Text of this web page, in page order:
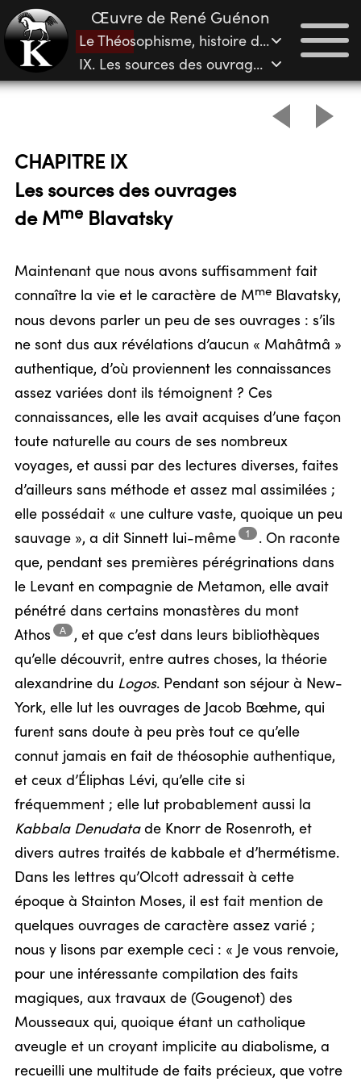
Œuvre de René Guénon
Le Théosophisme, histoire d’une pseudo-religion
IX. Les sources des ouvrages de M
me
CHAPITRE IX
Les sources des ouvrages
de Mme Blavatsky
Maintenant que nous avons suffisamment fait
connaître la vie et le caractère de Mme Blavatsky,
nous devons parler un peu de ses ouvrages : s’ils
ne sont dus aux révélations d’aucun « Mahâtmâ »
authentique, d’où proviennent les connaissances
assez variées dont ils témoignent ? Ces
connaissances, elle les avait acquises d’une façon
toute naturelle au cours de ses nombreux
voyages, et aussi par des lectures diverses, faites
d’ailleurs sans méthode et assez mal assimilées ;
elle possédait « une culture vaste, quoique un peu
sauvage », a dit Sinnett lui-même 1 .On raconte
que, pendant ses premières pérégrinations dans
le Levant en compagnie de Metamon, elle avait
pénétré dans certains monastères du mont
Athos
A , et que c’est dans leurs bibliothèques
qu’elle découvrit, entre autres choses, la théorie
alexandrine du Logos. Pendant son séjour à New-
York, elle lut les ouvrages de Jacob Bœhme, qui
furent sans doute à peu près tout ce qu’elle
connut jamais en fait de théosophie authentique,
et ceux d’Éliphas Lévi, qu’elle cite si
fréquemment ; elle lut probablement aussi la
Kabbala Denudatade Knorr de Rosenroth, et
divers autres traités de kabbale et d’hermétisme.
Dans les lettres qu’Olcott adressait à cette
époque à Stainton Moses, il est fait mention de
quelques ouvrages de caractère assez varié ;
nous y lisons par exemple ceci : « Je vous renvoie,
pour une intéressante compilation des faits
magiques, aux travaux de (Gougenot) des
Mousseaux qui, quoique étant un catholique
aveugle et un croyant implicite au diabolisme, a
recueilli une multitude de faits précieux, que votre